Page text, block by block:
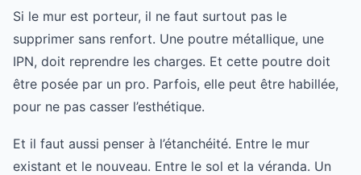
Si le mur est porteur, il ne faut surtout pas le
supprimer sans renfort. Une poutre métallique, une
IPN, doit reprendre les charges. Et cette poutre doit
être posée par un pro. Parfois, elle peut être habillée,
pour ne pas casser l’esthétique.
Et il faut aussi penser à l’étanchéité. Entre le mur
existant et le nouveau. Entre le sol et la véranda. Un